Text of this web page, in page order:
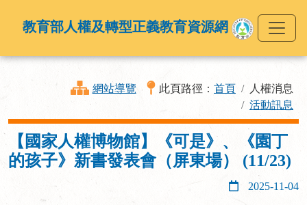
教育部人權及轉型正義教育資源網
網站導覽 此頁路徑： 首頁
人權消息
活動訊息
【國家人權博物館】《可是》、《園丁
的孩子》新書發表會（屏東場） (11/23)
2025-11-04